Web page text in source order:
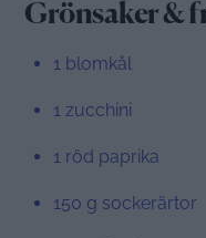
Grönsaker &
1 blomkål
1 zucchini
1 röd paprika
150 g sockerärtor